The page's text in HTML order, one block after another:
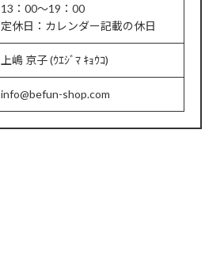
13：00～19：00
定休日：カレンダー記載の休日
上嶋 京子 (ｳｴｼﾞﾏ ｷｮｳｺ)
info@befun-shop.com